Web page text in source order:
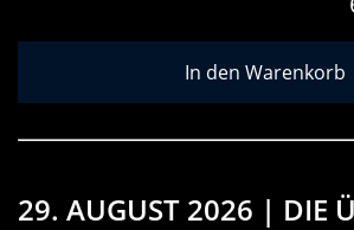
29. AUGUST 2026 | DIE